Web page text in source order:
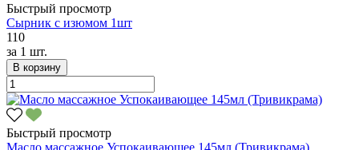
Быстрый просмотр
Сырник с изюмом 1шт
110
за 1 шт.
В корзину
Быстрый просмотр
Масло массажное Успокаивающее 145мл (Тривикрама)